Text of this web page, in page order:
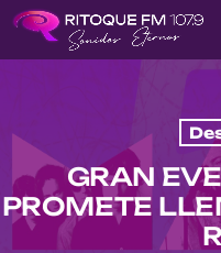
GRAN
PROMETE